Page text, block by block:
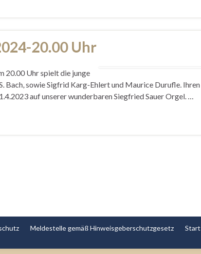
20.00 Uhr
20.00 Uhr spielt die junge
Bach, sowie Sigfrid Karg-Ehlert und Maurice Durufle. Ihren
auf unserer wunderbaren Siegfried Sauer Orgel. …
Meldestelle gemäß Hinweisgeberschutzgesetz